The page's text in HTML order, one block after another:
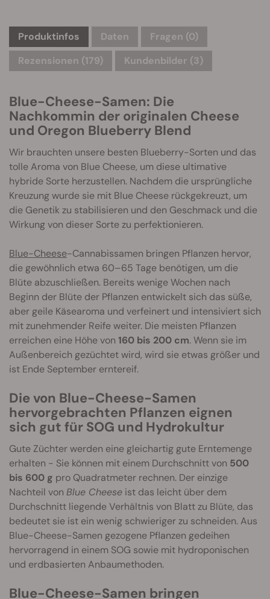
Produktinfos Daten Fragen (0)
Rezensionen (179)
Kundenbilder (3)
Blue-Cheese-Samen: Die
Nachkommin der originalen Cheese
und Oregon Blueberry Blend
Wir brauchten unsere besten Blueberry-Sorten und das
tolle Aroma von Blue Cheese, um diese ultimative
hybride Sorte herzustellen. Nachdem die ursprüngliche
Kreuzung wurde sie mit Blue Cheese rückgekreuzt, um
die Genetik zu stabilisieren und den Geschmack und die
Wirkung von dieser Sorte zu perfektionieren.
Blue-Cheese-Cannabissamen bringen Pflanzen hervor,
die gewöhnlich etwa 60–65 Tage benötigen, um die
Blüte abzuschließen. Bereits wenige Wochen nach
Beginn der Blüte der Pflanzen entwickelt sich das süße,
aber geile Käsearoma und verfeinert und intensiviert sich
mit zunehmender Reife weiter. Die meisten Pflanzen
erreichen eine Höhe von 160 bis 200 cm. Wenn sie im
Außenbereich gezüchtet wird, wird sie etwas größer und
ist Ende September erntereif.
Die von Blue-Cheese-Samen
hervorgebrachten Pflanzen eignen
sich gut für SOG und Hydrokultur
Gute Züchter werden eine gleichartig gute Erntemenge
erhalten - Sie können mit einem Durchschnitt von 500
bis 600 g pro Quadratmeter rechnen. Der einzige
Nachteil von Blue Cheese ist das leicht über dem
Durchschnitt liegende Verhältnis von Blatt zu Blüte, das
bedeutet sie ist ein wenig schwieriger zu schneiden. Aus
Blue-Cheese-Samen gezogene Pflanzen gedeihen
hervorragend in einem SOG sowie mit hydroponischen
und erdbasierten Anbaumethoden.
Blue-Cheese-Samen bringen